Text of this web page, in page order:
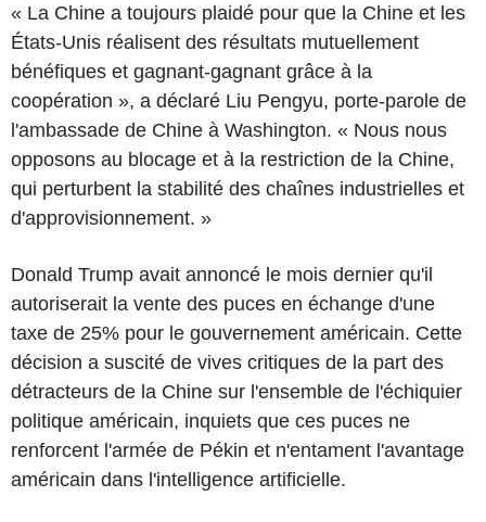
« La Chine a toujours plaidé pour que la Chine et les
États-Unis réalisent des résultats mutuellement
bénéfiques et gagnant-gagnant grâce à la
coopération », a déclaré Liu Pengyu, porte-parole de
l'ambassade de Chine à Washington. « Nous nous
opposons au blocage et à la restriction de la Chine,
qui perturbent la stabilité des chaînes industrielles et
d'approvisionnement. »
Donald Trump avait annoncé le mois dernier qu'il
autoriserait la vente des puces en échange d'une
taxe de 25% pour le gouvernement américain. Cette
décision a suscité de vives critiques de la part des
détracteurs de la Chine sur l'ensemble de l'échiquier
politique américain, inquiets que ces puces ne
renforcent l'armée de Pékin et n'entament l'avantage
américain dans l'intelligence artificielle.